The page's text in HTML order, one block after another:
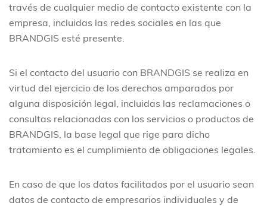
través de cualquier medio de contacto existente con la
empresa, incluidas las redes sociales en las que
BRANDGIS esté presente.
Si el contacto del usuario con BRANDGIS se realiza en
virtud del ejercicio de los derechos amparados por
alguna disposición legal, incluidas las reclamaciones o
consultas relacionadas con los servicios o productos de
BRANDGIS, la base legal que rige para dicho
tratamiento es el cumplimiento de obligaciones legales.
En caso de que los datos facilitados por el usuario sean
datos de contacto de empresarios individuales y de